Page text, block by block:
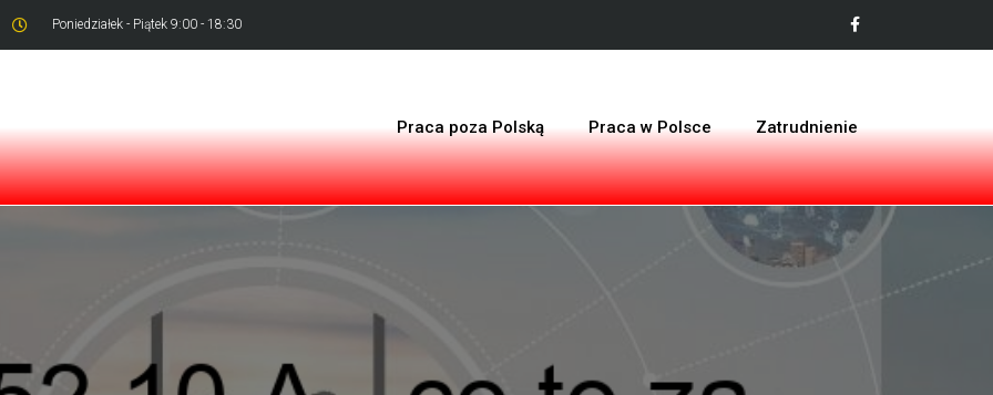
Poniedziałek - Piątek 9:00 - 18:30
Praca poza Polską Praca w Polsce Zatrudnienie